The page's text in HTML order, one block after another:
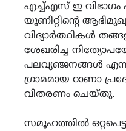
എച്ച്എസ് ഇ
യൂണിറ്റിന്റെ
വിദ്യാർത്ഥികൾ
ശേഖരിച്ച
പലവ്യഞ്ജനങ്ങൾ
ഗ്രാമമായ ഠാണാ
വിതരണം ചെയ്തു.
സമൂഹത്തിൽ